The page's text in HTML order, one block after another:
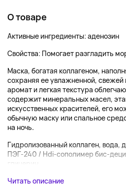
О товаре
Активные ингредиенты: аденозин
Свойства: Помогает разгладить
Маска, богатая коллагеном,
сохраняя ее увлажненной, свежей
аромат и легкая текстура
содержит минеральных масел,
искусственных красителей, его
обычную маску или спальное
на ночь.
Гидролизованный коллаген, вода,
ПЭГ-240 / Hdi-сополимер бис-
глицерин,...
Читать описание